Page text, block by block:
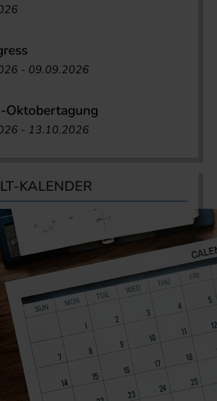
- 09.09.2026
Oktobertagung
- 13.10.2026
KALENDER